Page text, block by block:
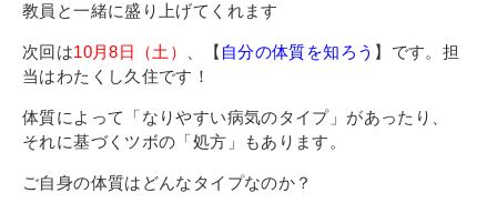
教員と一緒に盛り上げてくれます
次回は10月8日（土） 、【 自分の体質を知ろう 】です。担
当はわたくし久住です！
体質によって「なりやすい病気のタイプ」があったり、
それに基づくツボの「処方」もあります。
ご自身の体質はどんなタイプなのか？